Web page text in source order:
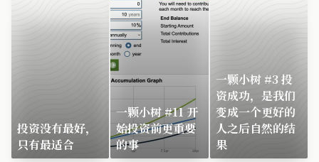
投资没有最好，
只有最适合
一颗小树 #11 开
始投资前更重要
的事
一颗小树 #3 投
资成功，是我们
变成一个更好的
人之后自然的结
果